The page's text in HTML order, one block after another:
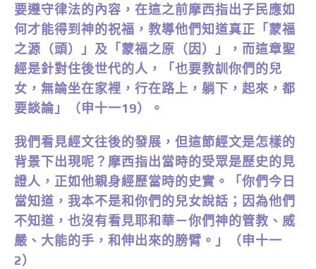
要遵守律法的內容，在這之前摩西指出子民應如
何才能得到神的祝福，教導他們知道真正「蒙福
之源（頭）」及「蒙福之原（因）」，而這章聖
經是針對住後世代的人，「也要教訓你們的兒
女，無論坐在家裡，行在路上，躺下，起來，都
要談論」（申十一19）。
我們看見經文往後的發展，但這節經文是怎樣的
背景下出現呢？摩西指出當時的受眾是歷史的見
證人，正如他親身經歷當時的史實。「你們今日
當知道，我本不是和你們的兒女說話；因為他們
不知道，也沒有看見耶和華－你們神的管教、威
嚴、大能的手，和伸出來的膀臂。」（申十一
2）